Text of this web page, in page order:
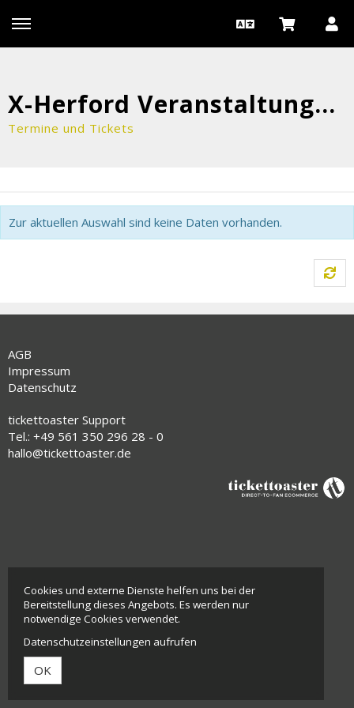
X-Herford VeranstaltungsgmbH & Co KG
Termine und Tickets
Zur aktuellen Auswahl sind keine Daten vorhanden.
AGB
Impressum
Datenschutz
tickettoaster Support
Tel.: +49 561 350 296 28 - 0
hallo@tickettoaster.de
Cookies und externe Dienste helfen uns bei der
Bereitstellung dieses Angebots. Es werden nur
notwendige Cookies verwendet.
Datenschutzeinstellungen aufrufen
OK